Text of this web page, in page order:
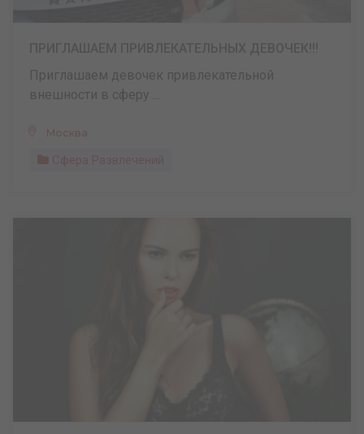
Приглашаем девочек привлекательной
внешности в сферу ...
Москва
Сфера Развлечений